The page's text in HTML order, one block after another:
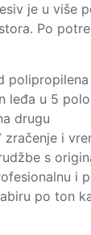
je u više
Po
leđa u 5
drugu
zračenje i
s
i
po ton